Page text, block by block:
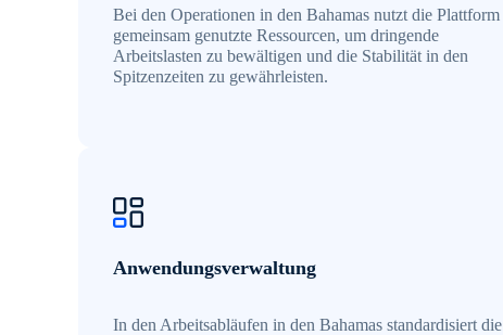
Bei den Operationen in den Bahamas nutzt die Plattform
gemeinsam genutzte Ressourcen, um dringende
Arbeitslasten zu bewältigen und die Stabilität in den
Spitzenzeiten zu gewährleisten.
Anwendungsverwaltung
In den Arbeitsabläufen in den Bahamas standardisiert die